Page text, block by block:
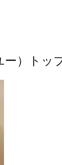
ー）トッ